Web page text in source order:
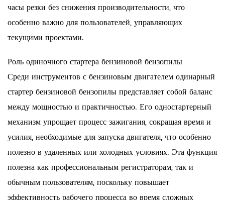
часы резки без снижения производительности, что
особенно важно для пользователей, управляющих
текущими проектами.
Роль одиночного стартера бензиновой бензопилы
Среди инструментов с бензиновым двигателем одинарный
стартер бензиновой бензопилы представляет собой баланс
между мощностью и практичностью. Его одностартерный
механизм упрощает процесс зажигания, сокращая время и
усилия, необходимые для запуска двигателя, что особенно
полезно в удаленных или холодных условиях. Эта функция
полезна как профессиональным регистраторам, так и
обычным пользователям, поскольку повышает